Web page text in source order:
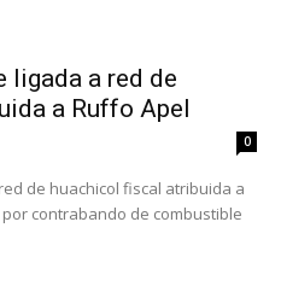
ligada a red de
a Ruffo Apel
0
de huachicol fiscal atribuida a
contrabando de combustible